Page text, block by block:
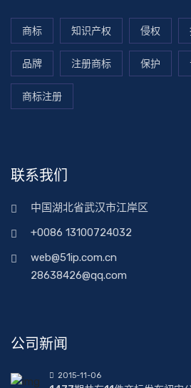
商标 知识产权 侵权
品牌 注册商标 保护
商标注册
联系我们
中国湖北省武汉市江岸区
+0086 13100724032
web@51ip.com.cn
28638426@qq.com
公司新闻
2015-11-06